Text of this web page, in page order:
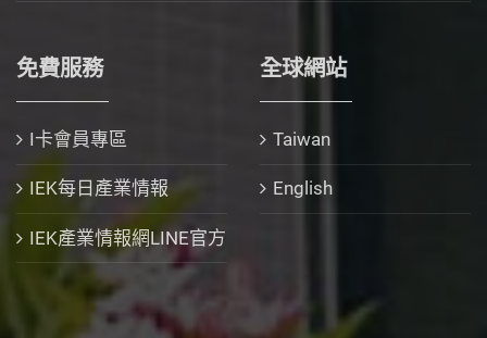
免費服務
I卡會員專區
IEK每日產業情報
IEK產業情報網LINE官方
全球網站
Taiwan
English